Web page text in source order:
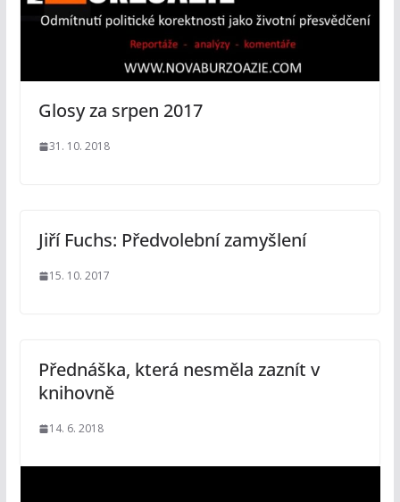
Glosy za srpen 2017
31. 10. 2018
Jiří Fuchs: Předvolební zamyšlení
15. 10. 2017
Přednáška, která nesměla zaznít v
knihovně
14. 6. 2018